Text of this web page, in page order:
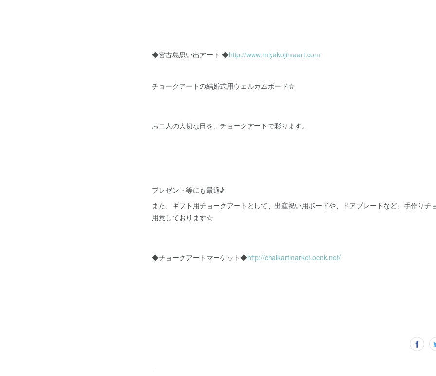
◆宮古島思い出アート ◆http://www.miyakojimaart.com
チョークアートの結婚式用ウェルカムボード☆
お二人の大切な日を、チョークアートで彩ります。
プレゼント等にも最適♪
また、ギフト用チョークアートとして、出産祝い用ボードや、ドアプレートなど、手作りチ
用意しております☆
◆チョークアートマーケット◆http://chalkartmarket.ocnk.net/